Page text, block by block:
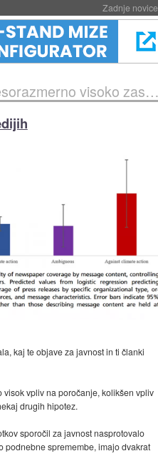
Zadnje novice
visoko zastopani v medijih
kaj te objave za javnost in ti članki
vpliv na poročanje, kolikšen vpliv
drugih hipotez.
sporočil za javnost nasprotovalo
podnebne spremembe, imajo dvakrat